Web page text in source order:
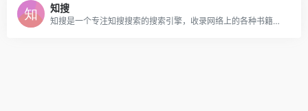
知搜
知搜是一个专注知搜搜索的搜索引擎，收录网络上的各种书籍资源！